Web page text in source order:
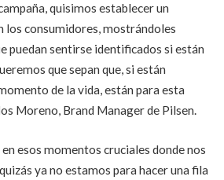
quisimos establecer un
los consumidores, mostrándoles
puedan sentirse identificados si están
que sepan que, si están
de la vida, están para esta
Moreno, Brand Manager de Pilsen.
esos momentos cruciales donde nos
ya no estamos para hacer una fila